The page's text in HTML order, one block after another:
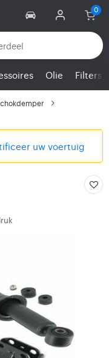
Olie Filters
uw voertuig